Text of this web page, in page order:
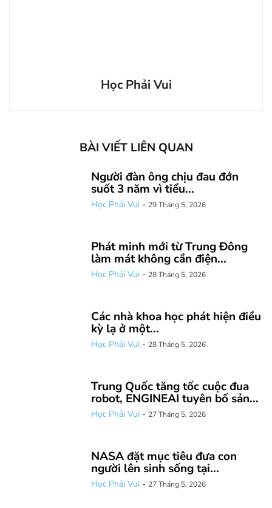
Học Phải Vui
BÀI VIẾT LIÊN QUAN
Người đàn ông chịu đau đớn
suốt 3 năm vì tiểu...
Học Phải Vui - 29 Tháng 5, 2026
Phát minh mới từ Trung Đông
làm mát không cần điện...
Học Phải Vui - 28 Tháng 5, 2026
Các nhà khoa học phát hiện điều
kỳ lạ ở một...
Học Phải Vui - 28 Tháng 5, 2026
Trung Quốc tăng tốc cuộc đua
robot, ENGINEAI tuyên bố sản...
Học Phải Vui - 27 Tháng 5, 2026
NASA đặt mục tiêu đưa con
người lên sinh sống tại...
Học Phải Vui - 27 Tháng 5, 2026